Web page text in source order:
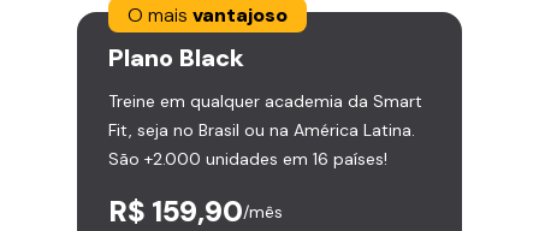
O mais vantajoso
Plano Black
Treine em qualquer academia da Smart
Fit, seja no Brasil ou na América Latina.
São +2.000 unidades em 16 países!
R$ 159,90/mês